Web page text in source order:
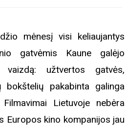
mėnesį visi keliaujantys
gatvėmis Kaune galėjo
vaizdą: užtvertos gatvės,
bokštelių pakabinta galinga
Lietuvoje nebėra
Europos kino kompanijos jau